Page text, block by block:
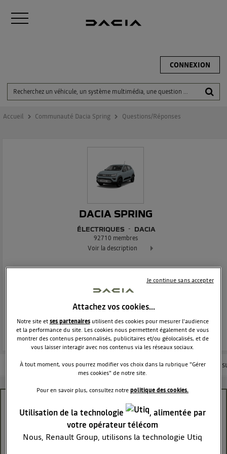
CONNEXION
Accueil Communauté Dacia Spring Questions/Réponses
DACIA SPRING
ÉLECTRIQUES DACIA
92710 membres
Voir la description
Dacia Spring - 100% électrique Exclusivement réservée à tous
POSEZ UNE QUESTION
REJOINDRE
Les questions de la communauté Nos conseils Les articles
23 octobre 2025 10:22
Attachez vos cookies…
Notre site etses partenairesutilisent des cookies pour mesurer l'audience
et la performance du site. Les cookies nous permettent également de vous
montrer des contenus personnalisés, publicitaires et/ou géolocalisés, et de
vous laisser interagir avec nos contenus via les réseaux sociaux.
À tout moment, vous pourrez modifier vos choix dans la rubrique "Gérer
mes cookies" de notre site.
Pour en savoir plus, consultez notrepolitique des cookies.
Utilisation de la technologie
, alimentée par
votre opérateur télécom
Nous, Renault Group, utilisons la technologie Utiq
Je continue sans accepter